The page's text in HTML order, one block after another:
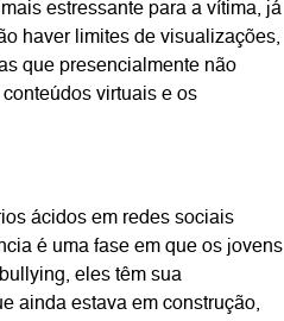
estressante para a vítima, já
haver limites de visualizações,
que presencialmente não
virtuais e os
ácidos em redes sociais
é uma fase em que os jovens
eles têm sua
ainda estava em construção,